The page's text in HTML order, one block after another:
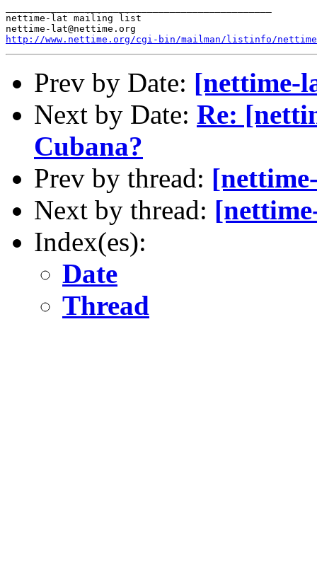
nettime-lat mailing list
http://www.nettime.org/cgi-bin/mailman/listinfo/
Prev by Date: [nettime-
Next by Date: Re:
Cubana?
Prev by thread:
Next by thread:
Index(es):
Date
Thread